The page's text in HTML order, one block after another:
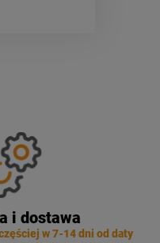
i dostawa
w 7-14 dni od daty